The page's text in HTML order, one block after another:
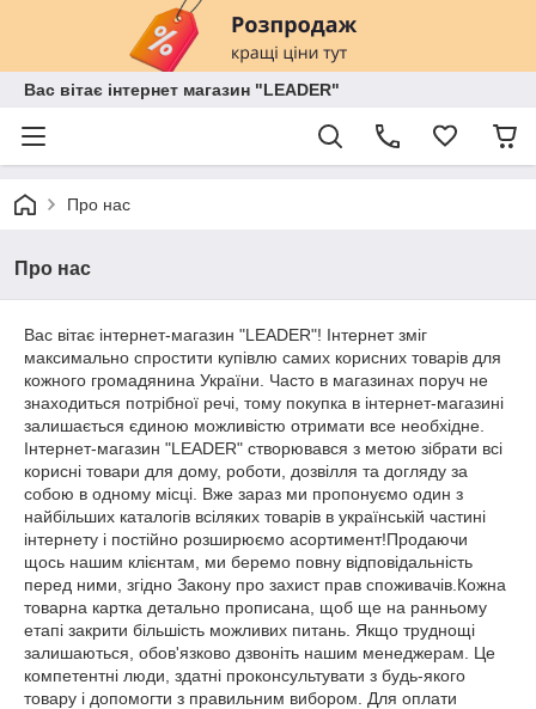
Вас вітає інтернет магазин "LEADER"
Про нас
Про нас
Вас вітає інтернет-магазин "LEADER"! Інтернет зміг
максимально спростити купівлю самих корисних товарів для
кожного громадянина України. Часто в магазинах поруч не
знаходиться потрібної речі, тому покупка в інтернет-магазині
залишається єдиною можливістю отримати все необхідне.
Інтернет-магазин "LEADER" створювався з метою зібрати всі
корисні товари для дому, роботи, дозвілля та догляду за
собою в одному місці. Вже зараз ми пропонуємо один з
найбільших каталогів всіляких товарів в українській частині
інтернету і постійно розширюємо асортимент!Продаючи
щось нашим клієнтам, ми беремо повну відповідальність
перед ними, згідно Закону про захист прав споживачів.Кожна
товарна картка детально прописана, щоб ще на ранньому
етапі закрити більшість можливих питань. Якщо труднощі
залишаються, обов'язково дзвоніть нашим менеджерам. Це
компетентні люди, здатні проконсультувати з будь-якого
товару і допомогти з правильним вибором. Для оплати